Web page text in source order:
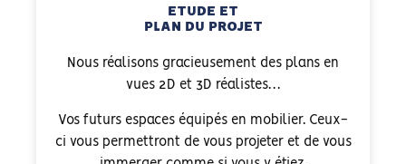
ETUDE ET
PLAN DU PROJET
Nous réalisons gracieusement des plans en
vues 2D et 3D réalistes…
Vos futurs espaces équipés en mobilier. Ceux-
ci vous permettront de vous projeter et de vous